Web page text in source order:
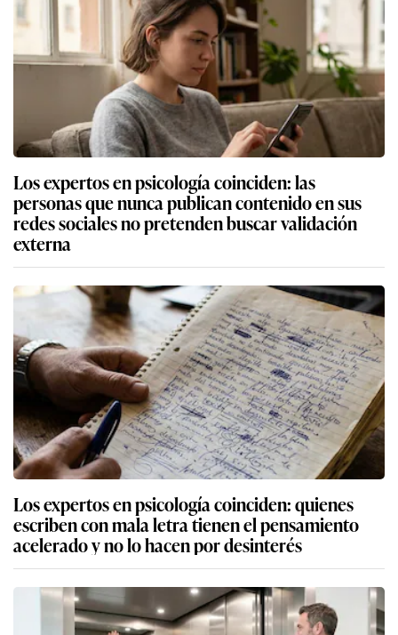
Los expertos en psicología coinciden: las
personas que nunca publican contenido en sus
redes sociales no pretenden buscar validación
externa
Los expertos en psicología coinciden: quienes
escriben con mala letra tienen el pensamiento
acelerado y no lo hacen por desinterés